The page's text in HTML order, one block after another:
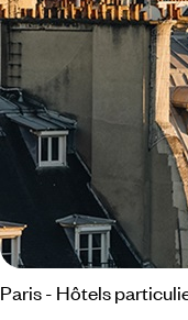
Paris - Hôtels